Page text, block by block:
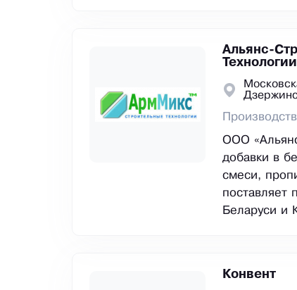
Альянс-
Технологии
ООО
добавки в
смеси,
поставляет
Беларуси и
Конвент